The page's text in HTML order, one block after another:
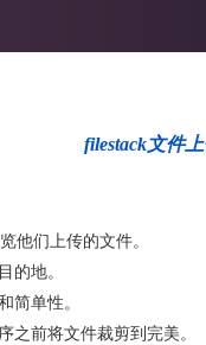
filestack文件
他们上传的文件。
的地。
简单性。
之前将文件裁剪到完美。